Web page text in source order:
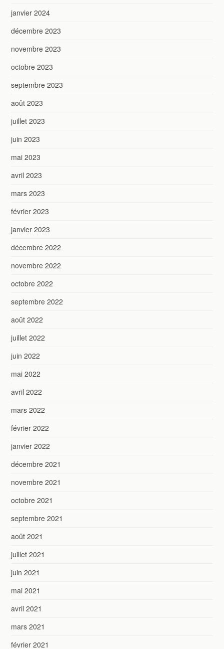
janvier 2024
décembre 2023
novembre 2023
octobre 2023
septembre 2023
août 2023
juillet 2023
juin 2023
mai 2023
avril 2023
mars 2023
février 2023
janvier 2023
décembre 2022
novembre 2022
octobre 2022
septembre 2022
août 2022
juillet 2022
juin 2022
mai 2022
avril 2022
mars 2022
février 2022
janvier 2022
décembre 2021
novembre 2021
octobre 2021
septembre 2021
août 2021
juillet 2021
juin 2021
mai 2021
avril 2021
mars 2021
février 2021